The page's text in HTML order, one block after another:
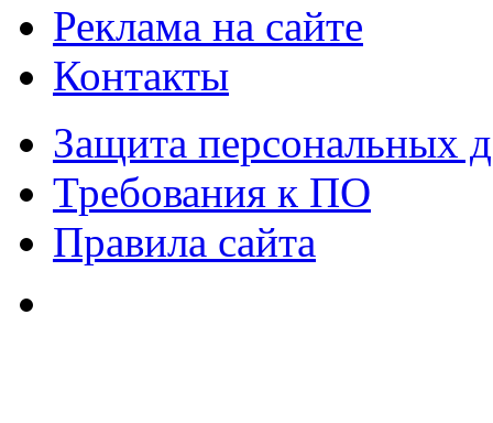
Реклама на сайте
Контакты
Защита персональных
Требования к ПО
Правила сайта